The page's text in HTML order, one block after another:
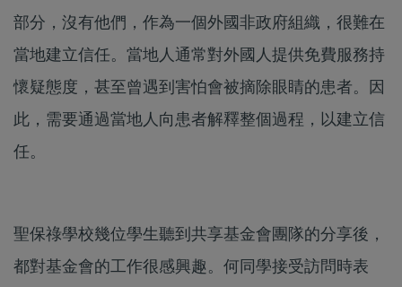
部分，沒有他們，作為一個外國非政府組織，很難在
當地建立信任。當地人通常對外國人提供免費服務持
懷疑態度，甚至曾遇到害怕會被摘除眼睛的患者。因
此，需要通過當地人向患者解釋整個過程，以建立信
任。
聖保祿學校幾位學生聽到共享基金會團隊的分享後，
都對基金會的工作很感興趣。何同學接受訪問時表